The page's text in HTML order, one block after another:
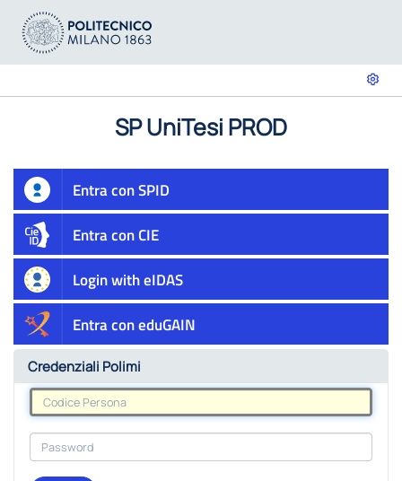
SP UniTesi PROD
Entra con SPID
Entra con CIE
Login with eIDAS
Entra con eduGAIN
Credenziali Polimi